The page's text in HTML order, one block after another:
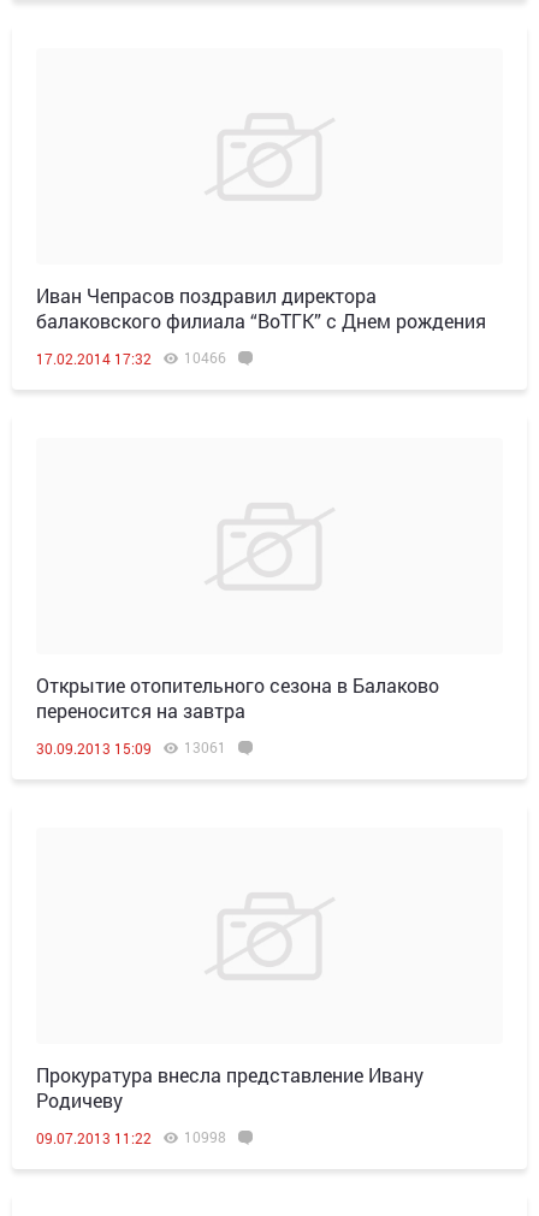
Иван Чепрасов поздравил директора
балаковского филиала “ВоТГК” с Днем рождения
17.02.2014 17:32 10466
Открытие отопительного сезона в Балаково
переносится на завтра
30.09.2013 15:09 13061
Прокуратура внесла представление Ивану
Родичеву
09.07.2013 11:22 10998